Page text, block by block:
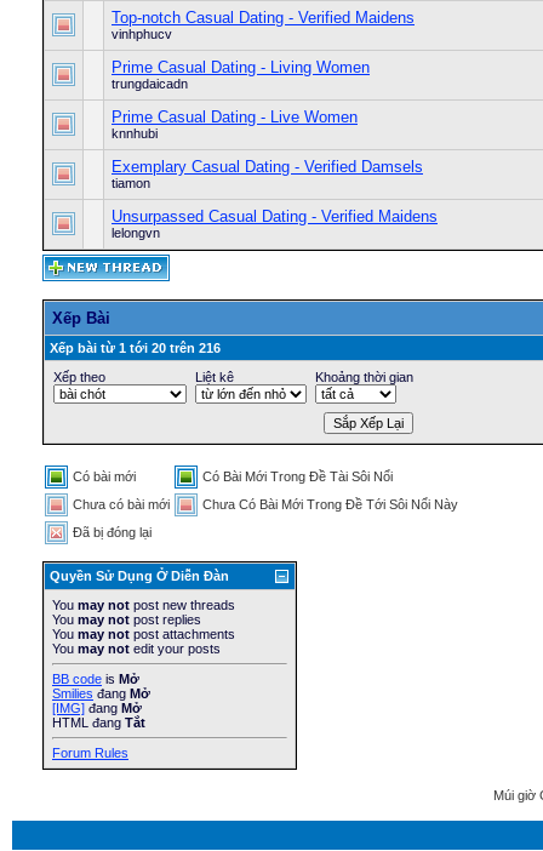
Top-notch Сasual Dating - Verified Maidens
vinhphucv
Prime Сasual Dating - Living Women
trungdaicadn
Prime Сasual Dating - Live Women
knnhubi
Exemplary Сasual Dating - Verified Damsels
tiamon
Unsurpassed Сasual Dating - Verified Maidens
lelongvn
Xếp Bài
Xếp bài từ 1 tới 20 trên 216
Xếp theo
Liệt kê Khoảng thời gian
Có bài mới
Có Bài Mới Trong Ðề Tài Sôi Nổi
Chưa có bài mới
Chưa Có Bài Mới Trong Ðề Tới Sôi Nổi Này
Ðã bị đóng lại
Quyền Sử Dụng Ở Diễn Ðàn
You may not post new threads
You may not post replies
You may not post attachments
You may not edit your posts
BB code is Mở
Smilies đang Mở
[IMG] đang Mở
HTML đang Tắt
Forum Rules
Múi giờ